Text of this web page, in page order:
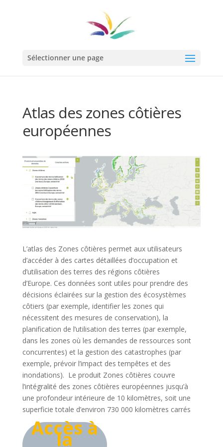
Sélectionner une page
Atlas des zones côtières
européennes
L’atlas des Zones côtières permet aux utilisateurs
d’accéder à des cartes détaillées d’occupation et
d’utilisation des terres des régions côtières
d’Europe. Ces données sont utiles pour prendre des
décisions éclairées sur la gestion des écosystèmes
côtiers (par exemple, identifier les zones qui
nécessitent des mesures de conservation), la
planification de l’utilisation des terres (par exemple,
dans les zones où les demandes de ressources sont
concurrentes) et la gestion des catastrophes (par
exemple, prévoir l’impact des tempêtes et des
inondations). Le produit Zones côtières couvre
l’intégralité des zones côtières européennes jusqu’à
une profondeur intérieure de 10 kilomètres, soit une
superficie totale d’environ 730 000 kilomètres carrés
Accès à
la